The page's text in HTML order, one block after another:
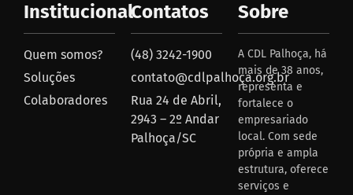
Institucional
Quem somos?
Soluções
Colaboradores
Contatos
(48) 3242-1900
contato@cdlpalhoça.org.br
Rua 24 de Abril,
2943 – 2º Andar
Palhoça/SC
Sobre
A CDL Palhoça, há
mais de 38 anos,
representa e
fortalece o
empresariado
local. Com sede
própria e ampla
estrutura, oferece
serviços e